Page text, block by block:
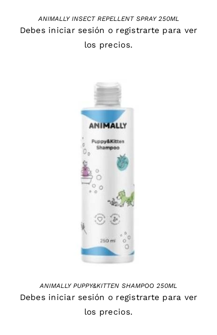
ANIMALLY INSECT REPELLENT SPRAY 250ML
Debes iniciar sesión o registrarte para ver
los precios.
DETAILS
ANIMALLY PUPPY&KITTEN SHAMPOO 250ML
Debes iniciar sesión o registrarte para ver
los precios.